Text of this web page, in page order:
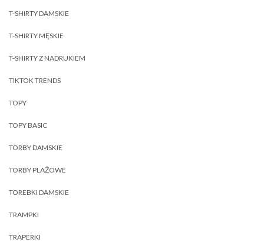
T-SHIRTY DAMSKIE
T-SHIRTY MĘSKIE
T-SHIRTY Z NADRUKIEM
TIKTOK TRENDS
TOPY
TOPY BASIC
TORBY DAMSKIE
TORBY PLAŻOWE
TOREBKI DAMSKIE
TRAMPKI
TRAPERKI